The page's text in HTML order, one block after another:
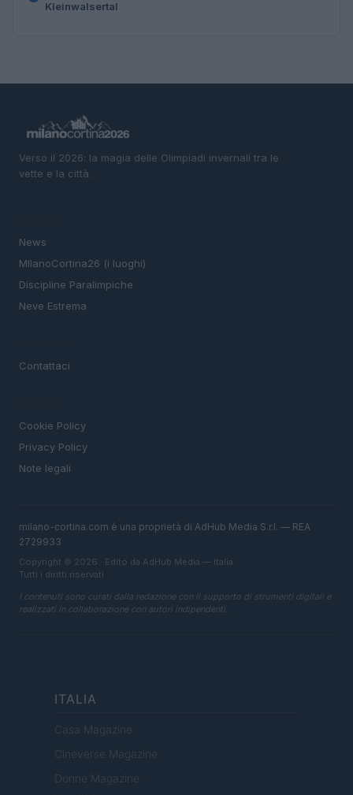
Kleinwalsertal
Verso il 2026: la magia delle Olimpiadi invernali tra le
vette e la città.
News
MIlanoCortina26 (i luoghi)
Discipline Paralimpiche
Neve Estrema
Contattaci
Cookie Policy
Privacy Policy
Note legali
milano-cortina.com è una proprietà di AdHub Media S.r.l. — REA
2729933
Copyright © 2026 · Edito da AdHub Media — Italia
Tutti i diritti riservati
I contenuti sono curati dalla redazione con il supporto di strumenti digitali e
realizzati in collaborazione con autori indipendenti.
ITALIA
Casa Magazine
Cineverse Magazine
Donne Magazine